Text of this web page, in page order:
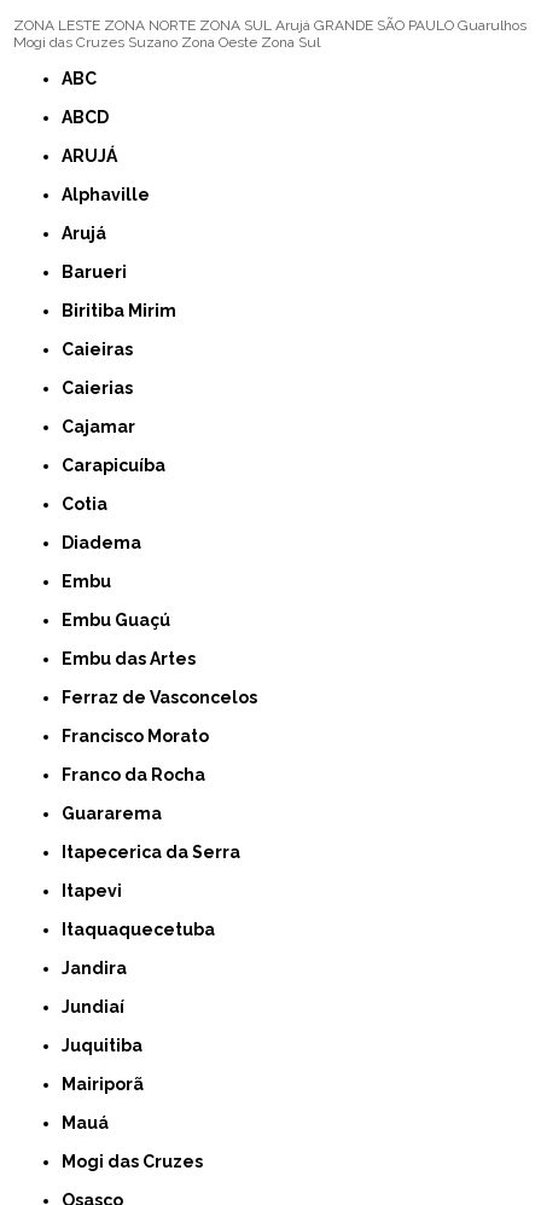
ZONA LESTE ZONA NORTE ZONA SUL Arujá GRANDE SÃO PAULO Guarulhos
Mogi das Cruzes Suzano Zona Oeste Zona Sul
ABC
ABCD
ARUJÁ
Alphaville
Arujá
Barueri
Biritiba Mirim
Caieiras
Caierias
Cajamar
Carapicuíba
Cotia
Diadema
Embu
Embu Guaçú
Embu das Artes
Ferraz de Vasconcelos
Francisco Morato
Franco da Rocha
Guararema
Itapecerica da Serra
Itapevi
Itaquaquecetuba
Jandira
Jundiaí
Juquitiba
Mairiporã
Mauá
Mogi das Cruzes
Osasco